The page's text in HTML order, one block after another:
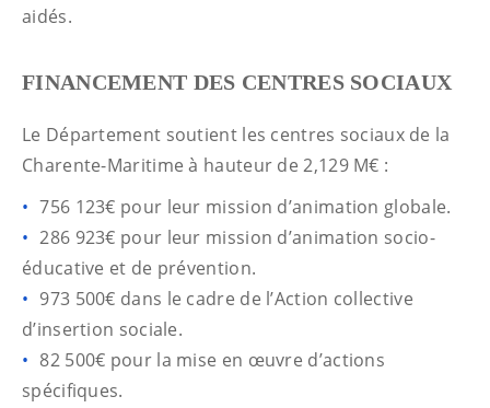
aidés.
FINANCEMENT DES CENTRES SOCIAUX
Le Département soutient les centres sociaux de la
Charente-Maritime à hauteur de 2,129 M€ :
756 123€ pour leur mission d’animation globale.
286 923€ pour leur mission d’animation socio-
éducative et de prévention.
973 500€ dans le cadre de l’Action collective
d’insertion sociale.
82 500€ pour la mise en œuvre d’actions
spécifiques.